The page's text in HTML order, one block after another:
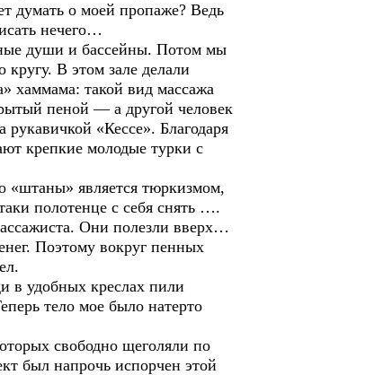
думать о моей пропаже? Ведь
нечего…
души и бассейны. Потом мы
В этом зале делали
хаммама: такой вид массажа
пеной — а другой человек
«Кессе». Благодаря
крепкие молодые турки с
«штаны» является тюркизмом,
полотенце с себя снять ….
Они полезли вверх…
Поэтому вокруг пенных
в удобных креслах пили
тело мое было натерто
свободно щеголяли по
был напрочь испорчен этой